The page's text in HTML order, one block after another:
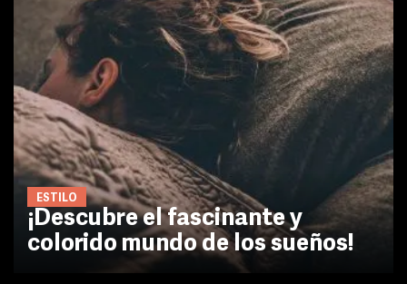
ESTILO
¡Descubre el fascinante y
colorido mundo de los sueños!